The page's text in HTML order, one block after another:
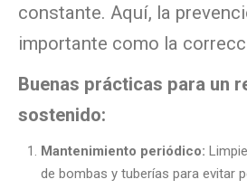
constante. Aquí, la
importante como la
Buenas prácticas para un
sostenido:
Mantenimiento periódico:
de bombas y tuberías para evitar